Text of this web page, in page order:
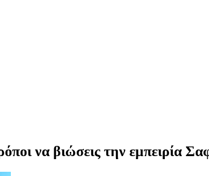
να βιώσεις την εμπειρία